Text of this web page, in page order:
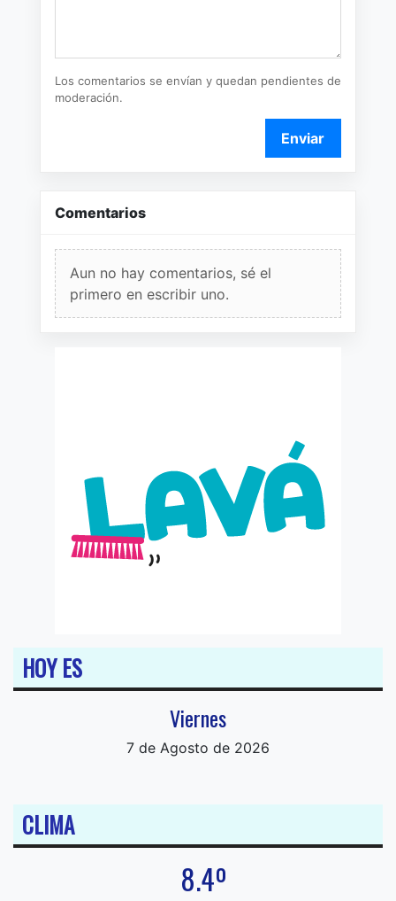
Los comentarios se envían y quedan pendientes de
moderación.
Enviar
Comentarios
Aun no hay comentarios, sé el
primero en escribir uno.
HOY ES
Viernes
7 de Agosto de 2026
CLIMA
8.4º